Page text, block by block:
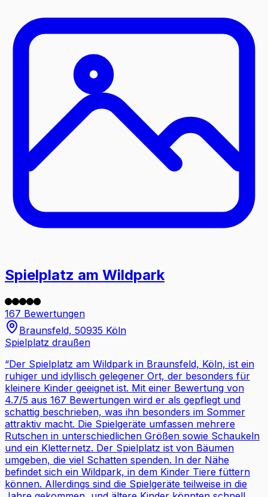
Spielplatz am Wildpark
167 Bewertungen
Braunsfeld, 50935 Köln
Spielplatz draußen
“Der Spielplatz am Wildpark in Braunsfeld, Köln, ist ein
ruhiger und idyllisch gelegener Ort, der besonders für
kleinere Kinder geeignet ist. Mit einer Bewertung von
4.7/5 aus 167 Bewertungen wird er als gepflegt und
schattig beschrieben, was ihn besonders im Sommer
attraktiv macht. Die Spielgeräte umfassen mehrere
Rutschen in unterschiedlichen Größen sowie Schaukeln
und ein Kletternetz. Der Spielplatz ist von Bäumen
umgeben, die viel Schatten spenden. In der Nähe
befindet sich ein Wildpark, in dem Kinder Tiere füttern
können. Allerdings sind die Spielgeräte teilweise in die